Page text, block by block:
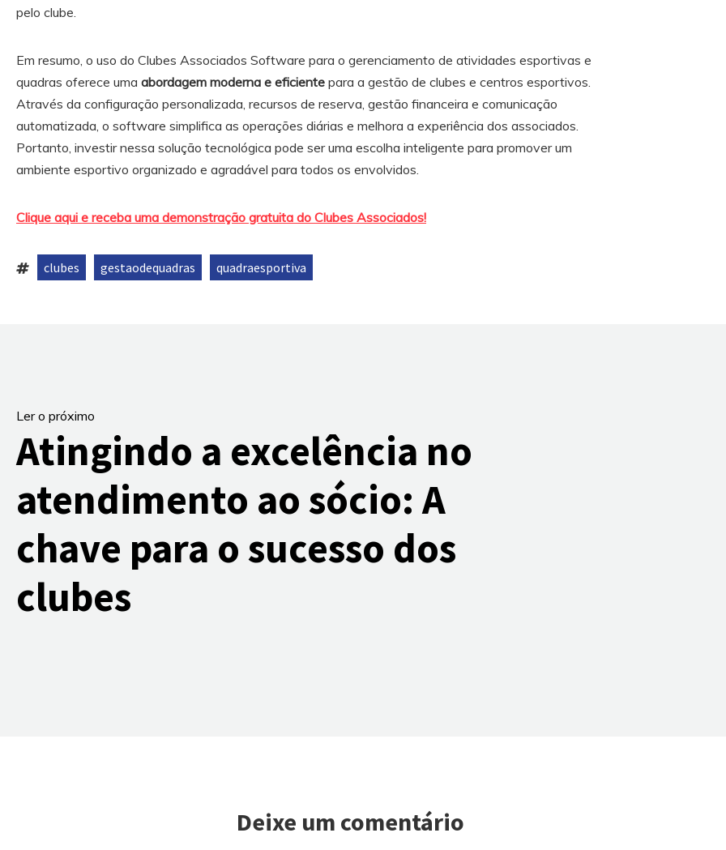
pelo clube.
Em resumo, o uso do Clubes Associados Software para o gerenciamento de atividades esportivas e
quadras oferece uma abordagem moderna e eficiente para a gestão de clubes e centros esportivos.
Através da configuração personalizada, recursos de reserva, gestão financeira e comunicação
automatizada, o software simplifica as operações diárias e melhora a experiência dos associados.
Portanto, investir nessa solução tecnológica pode ser uma escolha inteligente para promover um
ambiente esportivo organizado e agradável para todos os envolvidos.
Clique aqui e receba uma demonstração gratuita do Clubes Associados!
Tags:
clubes
gestaodequadras
quadraesportiva
Ler o próximo
Atingindo a excelência no
atendimento ao sócio: A
chave para o sucesso dos
clubes
Deixe um comentário